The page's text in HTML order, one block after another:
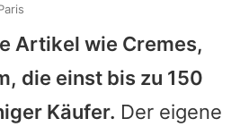
Artikel wie Cremes,
die einst bis zu 150
Käufer. Der eigene